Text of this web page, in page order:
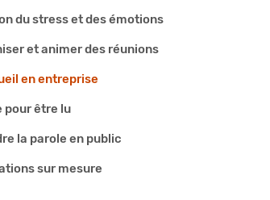
du stress et des émotions
et animer des réunions
en entreprise
pour être lu
la parole en public
sur mesure